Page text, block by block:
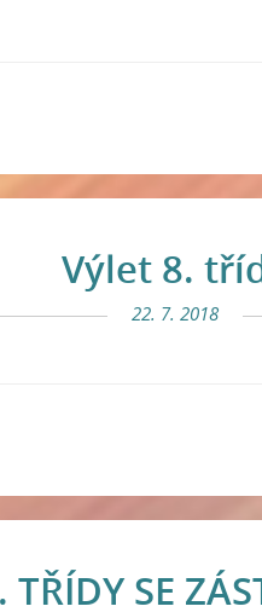
Výlet 8.
22. 7. 2018
TŘÍDY SE